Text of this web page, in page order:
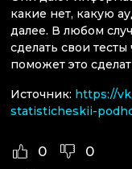
какие нет, какую
далее. В любом
сделать свои тесты
поможет это
Источник: https://
statisticheskii-
0 0